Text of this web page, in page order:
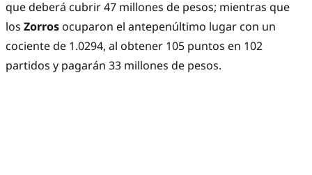
que deberá cubrir 47 millones de pesos; mientras que
los Zorros ocuparon el antepenúltimo lugar con un
cociente de 1.0294, al obtener 105 puntos en 102
partidos y pagarán 33 millones de pesos.